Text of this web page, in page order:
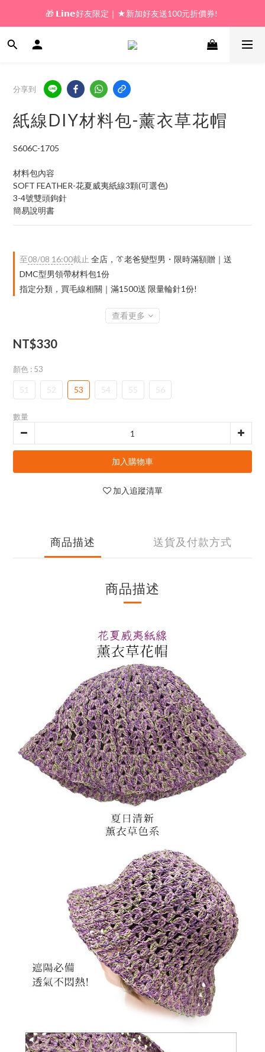
🎁 新好友購物金｜★加入新會員領券送100元!
🎁 𝗟𝗶𝗻𝗲好友限定｜★新加好友送100元折價券!
🎁 新好友購物金｜★加入新會員領券送100元!
分享到
紙線DIY材料包-薰衣草花帽
S606C-1705
材料包內容
SOFT FEATHER-花夏威夷紙線3顆(可選色)
3-4號雙頭鉤針
簡易說明書
至08/08 16:00截止 全店，👔老爸變型男・限時滿額贈｜送
DMC型男領帶材料包1份
指定分類，買毛線相關｜滿1500送 限量輪針1份!
查看更多
NT$330
顏色 : 53
51 52 53 54 55 56
數量
加入購物車
加入追蹤清單
商品描述 送貨及付款方式
商品描述